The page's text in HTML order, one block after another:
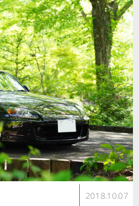
2018.10.07